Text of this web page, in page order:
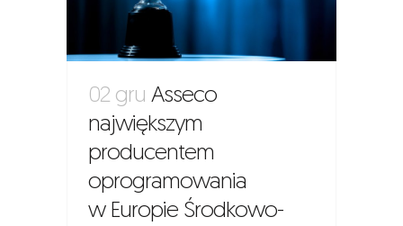
02 gru Asseco
największym
producentem
oprogramowania
w Europie Środkowo-